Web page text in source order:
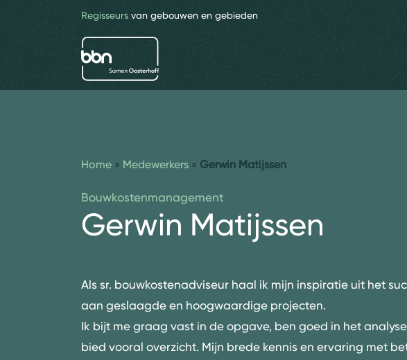
Regisseurs van gebouwen en gebieden
bbn adviseurs
Home » Medewerkers » Gerwin Matijssen
Bouwkostenmanagement
Gerwin Matijssen
Als sr. bouwkostenadviseur haal ik mijn inspiratie uit het
aan geslaagde en hoogwaardige projecten.
Ik bijt me graag vast in de opgave, ben goed in het
bied vooral overzicht. Mijn brede kennis en ervaring met